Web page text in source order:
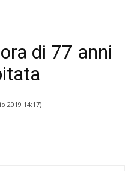
di 77 anni
2019 14:17)